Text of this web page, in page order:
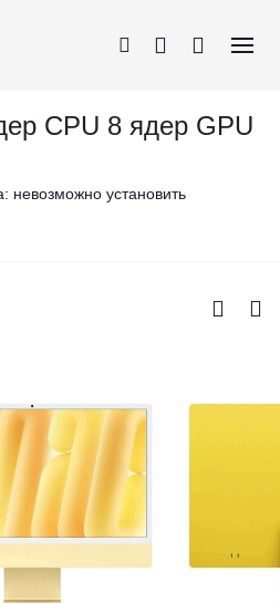
CPU 8 ядер GPU
невозможно установить